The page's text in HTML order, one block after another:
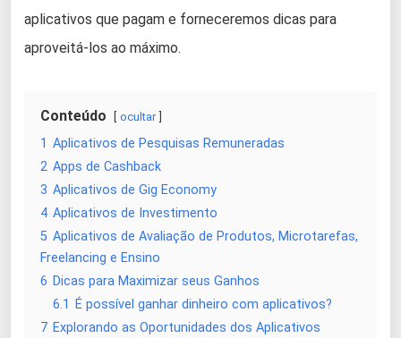
aplicativos que pagam e forneceremos dicas para
aproveitá-los ao máximo.
Conteúdo ocultar
1 Aplicativos de Pesquisas Remuneradas
2 Apps de Cashback
3 Aplicativos de Gig Economy
4 Aplicativos de Investimento
5 Aplicativos de Avaliação de Produtos, Microtarefas,
Freelancing e Ensino
6 Dicas para Maximizar seus Ganhos
6.1
É possível ganhar dinheiro com aplicativos?
7 Explorando as Oportunidades dos Aplicativos